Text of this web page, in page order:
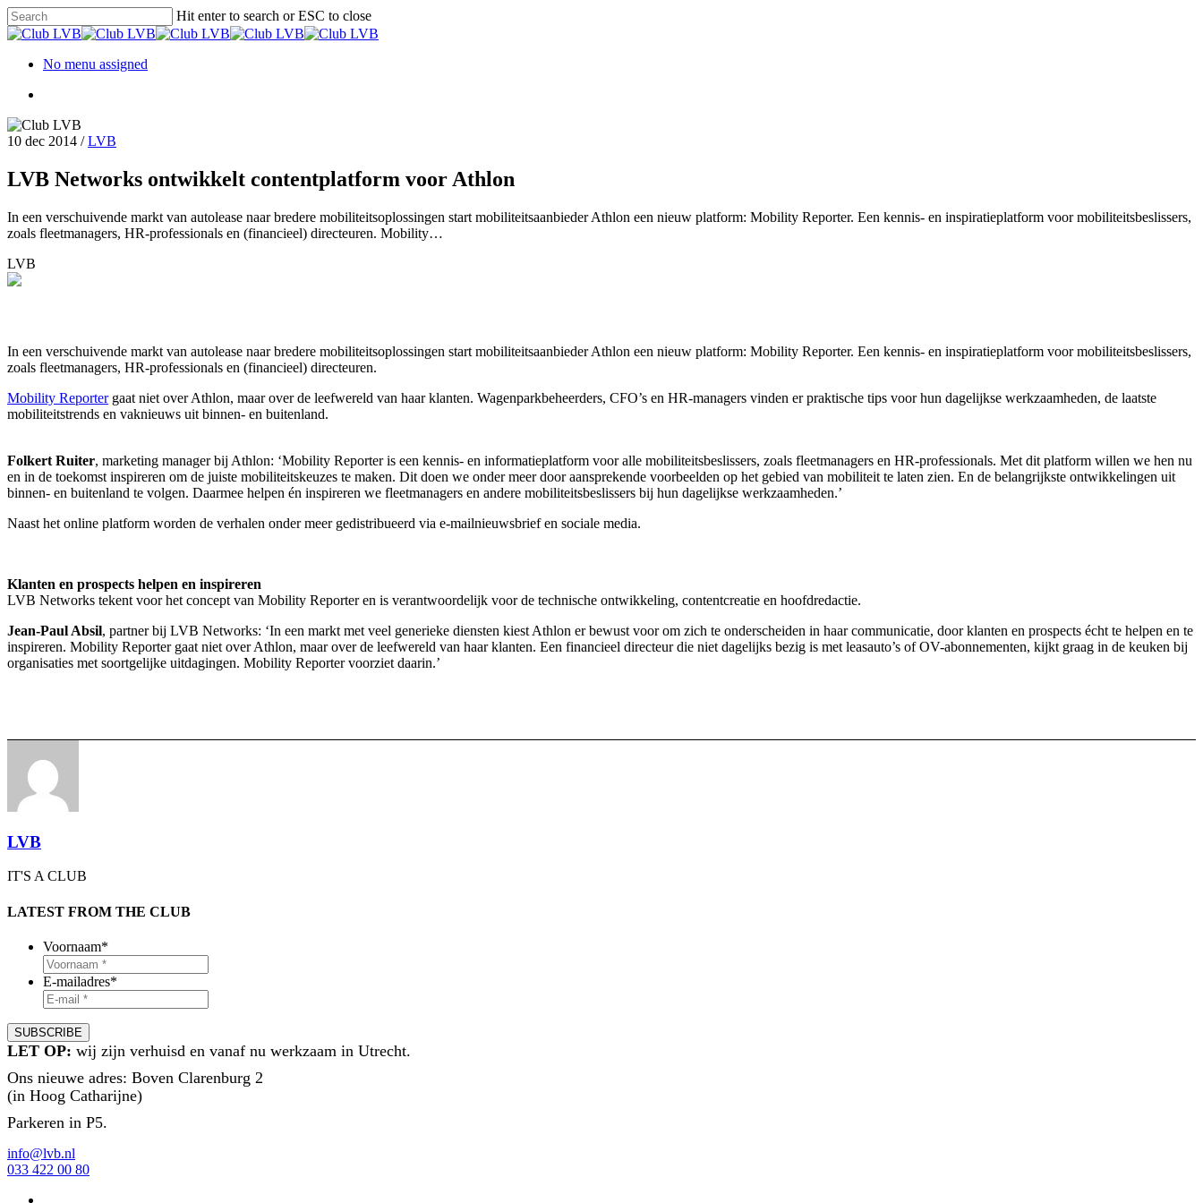
Hit enter to search or ESC to close
No menu assigned
10 dec 2014 /LVB
LVB Networks ontwikkelt contentplatform voor Athlon
In een verschuivende markt van autolease naar bredere mobiliteitsoplossingen start mobiliteitsaanbieder Athlon een nieuw platform: Mobility Reporter. Een kennis- en inspiratieplatform voor mobiliteitsbeslissers,
zoals fleetmanagers, HR-professionals en (financieel) directeuren. Mobility…
LVB
In een verschuivende markt van autolease naar bredere mobiliteitsoplossingen start mobiliteitsaanbieder Athlon een nieuw platform: Mobility Reporter. Een kennis- en inspiratieplatform voor mobiliteitsbeslissers,
zoals fleetmanagers, HR-professionals en (financieel) directeuren.
Mobility Reportergaat niet over Athlon, maar over de leefwereld van haar klanten. Wagenparkbeheerders, CFO’s en HR-managers vinden er praktische tips voor hun dagelijkse werkzaamheden, de laatste
mobiliteitstrends en vaknieuws uit binnen- en buitenland.
Folkert Ruiter, marketing manager bij Athlon: ‘Mobility Reporter is een kennis- en informatieplatform voor alle mobiliteitsbeslissers, zoals fleetmanagers en HR-professionals. Met dit platform willen we hen nu
en in de toekomst inspireren om de juiste mobiliteitskeuzes te maken. Dit doen we onder meer door aansprekende voorbeelden op het gebied van mobiliteit te laten zien. En de belangrijkste ontwikkelingen uit
binnen- en buitenland te volgen. Daarmee helpen én inspireren we fleetmanagers en andere mobiliteitsbeslissers bij hun dagelijkse werkzaamheden.’
Naast het online platform worden de verhalen onder meer gedistribueerd via e-mailnieuwsbrief en sociale media.
Klanten en prospects helpen en inspireren
LVB Networks tekent voor het concept van Mobility Reporter en is verantwoordelijk voor de technische ontwikkeling, contentcreatie en hoofdredactie.
Jean-Paul Absil, partner bij LVB Networks: ‘In een markt met veel generieke diensten kiest Athlon er bewust voor om zich te onderscheiden in haar communicatie, door klanten en prospects écht te helpen en te
inspireren. Mobility Reporter gaat niet over Athlon, maar over de leefwereld van haar klanten. Een financieel directeur die niet dagelijks bezig is met leasauto’s of OV-abonnementen, kijkt graag in de keuken bij
organisaties met soortgelijke uitdagingen. Mobility Reporter voorziet daarin.’
LVB
IT'S A CLUB
LATEST FROM THE CLUB
Voornaam*
E-mailadres*
LET OP: wij zijn verhuisd en vanaf nu werkzaam in Utrecht.
Ons nieuwe adres: Boven Clarenburg 2
(in Hoog Catharijne)
Parkeren in P5.
info@lvb.nl
033 422 00 80